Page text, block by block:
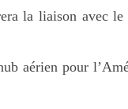
la liaison avec
aérien pour